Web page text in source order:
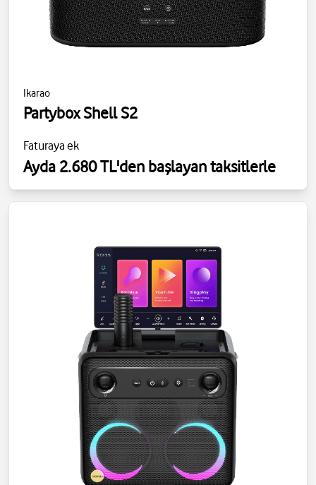
Ikarao
Partybox Shell S2
Faturaya ek
Ayda 2.680 TL'den başlayan taksitlerle